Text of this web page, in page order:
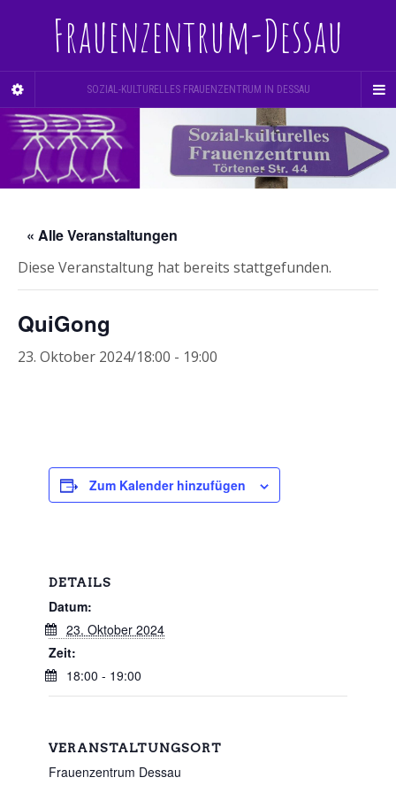
Frauenzentrum-Dessau
SOZIAL-KULTURELLES FRAUENZENTRUM IN DESSAU
« Alle Veranstaltungen
Diese Veranstaltung hat bereits stattgefunden.
QuiGong
23. Oktober 2024/18:00 - 19:00
Zum Kalender hinzufügen
DETAILS
Datum:
23. Oktober 2024
Zeit:
18:00 - 19:00
VERANSTALTUNGSORT
Frauenzentrum Dessau